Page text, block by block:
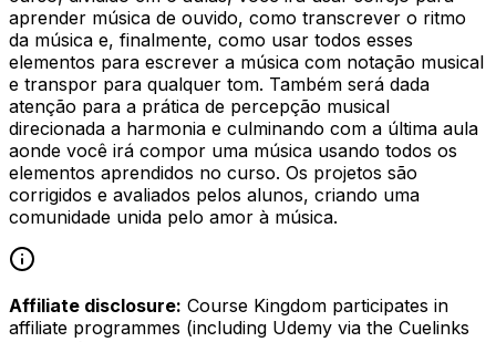
aprender música de ouvido, como transcrever o ritmo
da música e, finalmente, como usar todos esses
elementos para escrever a música com notação musical
e transpor para qualquer tom. Também será dada
atenção para a prática de percepção musical
direcionada a harmonia e culminando com a última aula
aonde você irá compor uma música usando todos os
elementos aprendidos no curso. Os projetos são
corrigidos e avaliados pelos alunos, criando uma
comunidade unida pelo amor à música.
Affiliate disclosure: Course Kingdom participates in
affiliate programmes (including Udemy via the Cuelinks